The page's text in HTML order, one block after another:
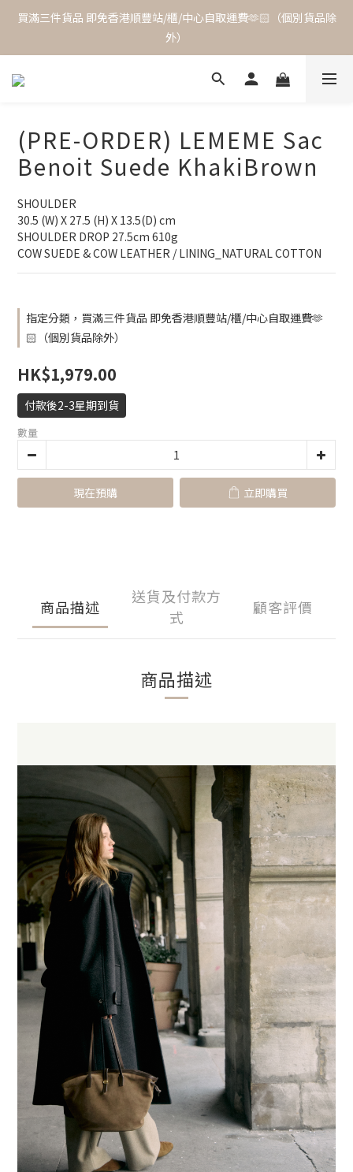
買滿三件貨品 即免香港順豐站/櫃/中心自取運費🫶🏻（個別貨品除
外）
(PRE-ORDER) LEMEME Sac
Benoit Suede KhakiBrown
SHOULDER
30.5 (W) X 27.5 (H) X 13.5(D) cm
SHOULDER DROP 27.5cm 610g
COW SUEDE & COW LEATHER / LINING_NATURAL COTTON
指定分類，買滿三件貨品 即免香港順豐站/櫃/中心自取運費🫶
🏻（個別貨品除外）
HK$1,979.00
付款後2-3星期到貨
數量
現在預購 立即購買
商品描述
送貨及付款方
式
顧客評價
商品描述